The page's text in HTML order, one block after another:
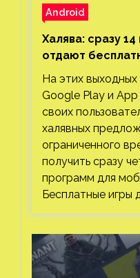
Android
Халява: сразу
отдают
Play и App Store.
загрузок
На этих
Google Play и
своих
халявных
ограниченного
получить сразу
программ для
Бесплатные игры